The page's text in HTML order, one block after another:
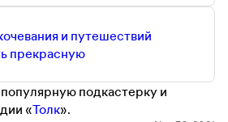
и путешествий
прекрасную
популярную подкастерку и
«Толк».